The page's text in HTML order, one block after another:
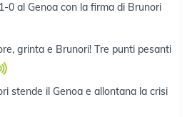
0 al Genoa con la firma di Brunori
grinta e Brunori! Tre punti pesanti
stende il Genoa e allontana la crisi